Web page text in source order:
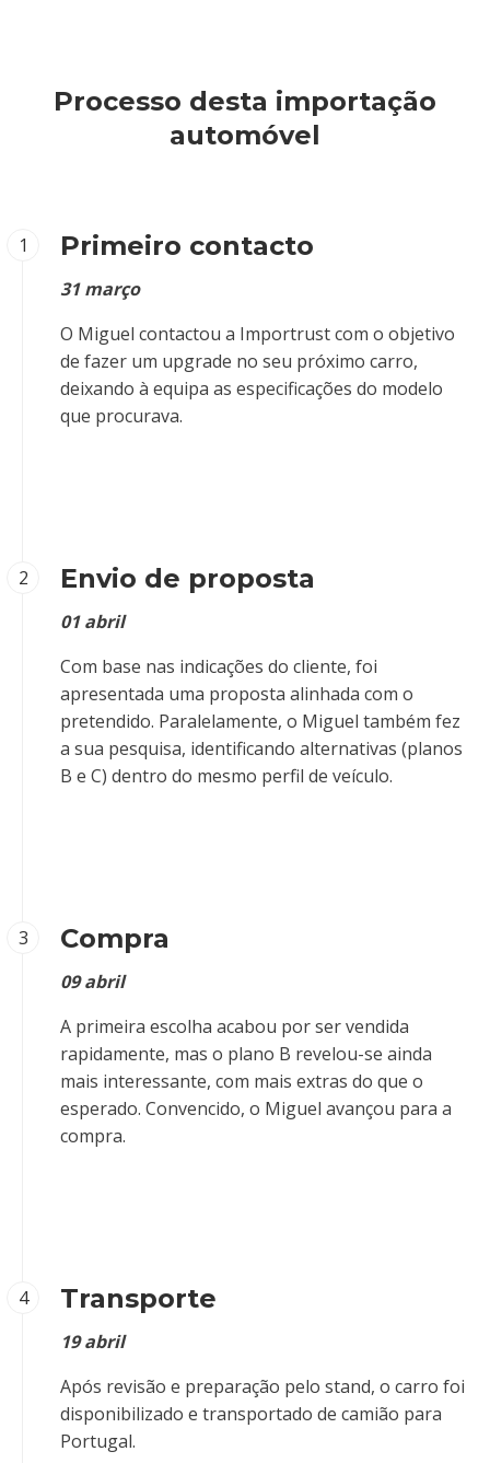
Processo desta importação
automóvel
1 Primeiro contacto
31 março
O Miguel contactou a Importrust com o objetivo
de fazer um upgrade no seu próximo carro,
deixando à equipa as especificações do modelo
que procurava.
2 Envio de proposta
01 abril
Com base nas indicações do cliente, foi
apresentada uma proposta alinhada com o
pretendido. Paralelamente, o Miguel também fez
a sua pesquisa, identificando alternativas (planos
B e C) dentro do mesmo perfil de veículo.
3 Compra
09 abril
A primeira escolha acabou por ser vendida
rapidamente, mas o plano B revelou-se ainda
mais interessante, com mais extras do que o
esperado. Convencido, o Miguel avançou para a
compra.
4 Transporte
19 abril
Após revisão e preparação pelo stand, o carro foi
disponibilizado e transportado de camião para
Portugal.